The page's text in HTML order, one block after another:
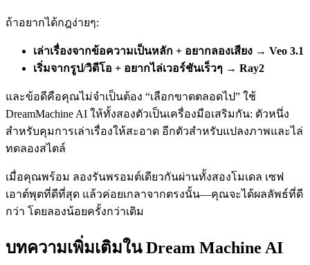
ถ้าอยากได้กฎง่ายๆ:
เล่าเรื่องจากข้อความเป็นหลัก + อยากลองเสียง → Veo 3.1
เริ่มจากรูป/วิดีโอ + อยากไล่เวอร์ชันเร็วๆ → Ray2
และข้อดีคือคุณไม่จำเป็นต้อง “เลือกขาดตลอดไป” ใช้
DreamMachine AI ให้ทั้งสองตัวเป็นเครื่องมือเสริมกัน: ตัวหนึ่ง
สำหรับคุมการเล่าเรื่องให้สะอาด อีกตัวสำหรับแปลงภาพและไล่
ทดลองสไตล์
เมื่อคุณพร้อม ลองรันพรอมต์เดียวกันผ่านทั้งสองโมเดล เซฟ
เอาต์พุตที่ดีที่สุด แล้วค่อยเกลาจากตรงนั้น—คุณจะได้ผลลัพธ์ที่ดี
กว่า โดยลองน้อยครั้งกว่าเดิม
บทความเพิ่มเติมใน Dream Machine AI